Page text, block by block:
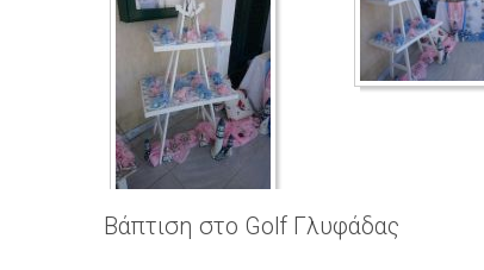
Βάπτιση στο Golf Γλυφάδας